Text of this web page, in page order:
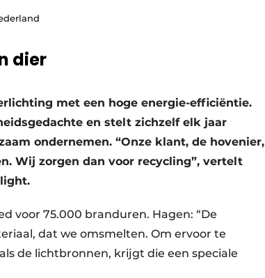
dier
met een hoge energie-efficiëntie.
en stelt zichzelf elk jaar
ondernemen. “Onze klant, de hovenier,
Wij zorgen dan voor recycling”, vertelt
voor 75.000 branduren. Hagen: “De
dat we omsmelten. Om ervoor te
de lichtbronnen, krijgt die een speciale